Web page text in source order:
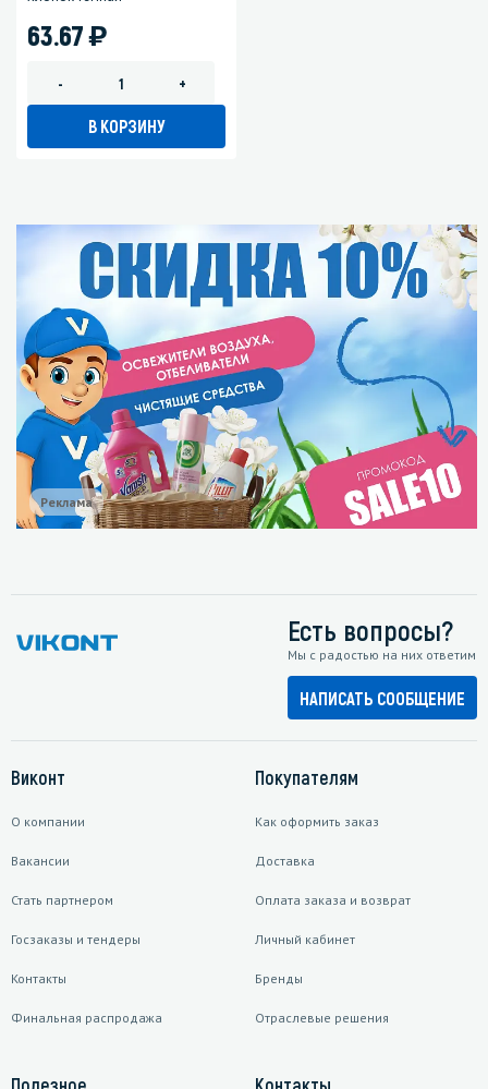
63.67)
- +
В КОРЗИНУ
Реклама
Есть вопросы?
Мы с радостью на них ответим
НАПИСАТЬ СООБЩЕНИЕ
Виконт
О компании
Вакансии
Стать партнером
Госзаказы и тендеры
Контакты
Финальная распродажа
Покупателям
Как оформить заказ
Доставка
Оплата заказа и возврат
Личный кабинет
Бренды
Отраслевые решения